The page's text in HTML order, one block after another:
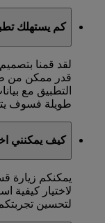
كم يستهلك
لقد قمنا
قدر ممكن من
طويلة فسوف
كيف يمكنني
يمكنكم زيارة
لاختيار كيفية
لتحسين